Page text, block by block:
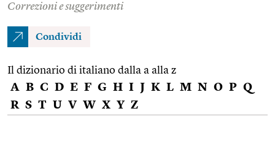
Correzioni e suggerimenti
Condividi
Il dizionario di italiano dalla a alla z
A B C D E F G H I J K L M N O P Q
R S T U V W X Y Z